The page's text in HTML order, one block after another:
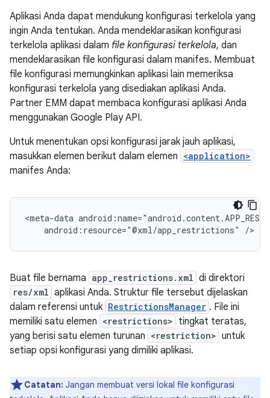
Aplikasi Anda dapat mendukung konfigurasi terkelola yang
ingin Anda tentukan. Anda mendeklarasikan konfigurasi
terkelola aplikasi dalam file konfigurasi terkelola, dan
mendeklarasikan file konfigurasi dalam manifes. Membuat
file konfigurasi memungkinkan aplikasi lain memeriksa
konfigurasi terkelola yang disediakan aplikasi Anda.
Partner EMM dapat membaca konfigurasi aplikasi Anda
menggunakan Google Play API.
Untuk menentukan opsi konfigurasi jarak jauh aplikasi,
masukkan elemen berikut dalam elemen <application>
manifes Anda:
<meta-data
android:resource="@xml/app_restrictions"
/>
Buat file bernama app_restrictions.xml di direktori
res/xml aplikasi Anda. Struktur file tersebut dijelaskan
dalam referensi untuk RestrictionsManager . File ini
memiliki satu elemen <restrictions> tingkat teratas,
yang berisi satu elemen turunan <restriction> untuk
setiap opsi konfigurasi yang dimiliki aplikasi.
Catatan: Jangan membuat versi lokal file konfigurasi